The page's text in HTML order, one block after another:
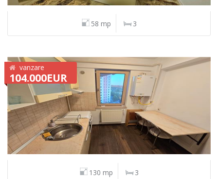
58 mp 3
vanzare
104.000EUR
130 mp 3